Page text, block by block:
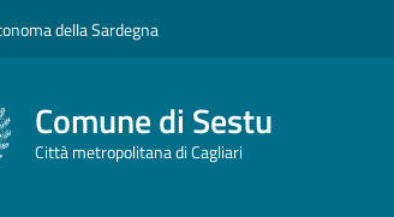
della Sardegna
Comune di Sestu
Città metropolitana di Cagliari